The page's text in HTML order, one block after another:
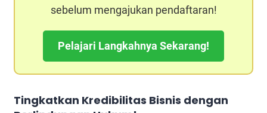
sebelum mengajukan pendaftaran!
Pelajari Langkahnya Sekarang!
Tingkatkan Kredibilitas Bisnis dengan